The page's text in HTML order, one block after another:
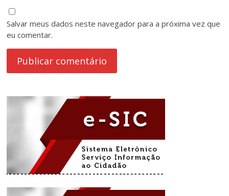
Salvar meus dados neste navegador para a próxima vez que
eu comentar.